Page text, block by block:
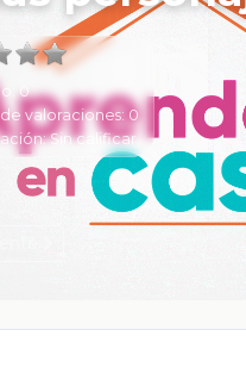
0
de valoraciones: 0
Sin calificar